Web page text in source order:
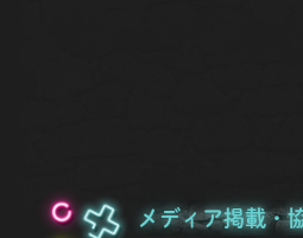
メディア掲載・